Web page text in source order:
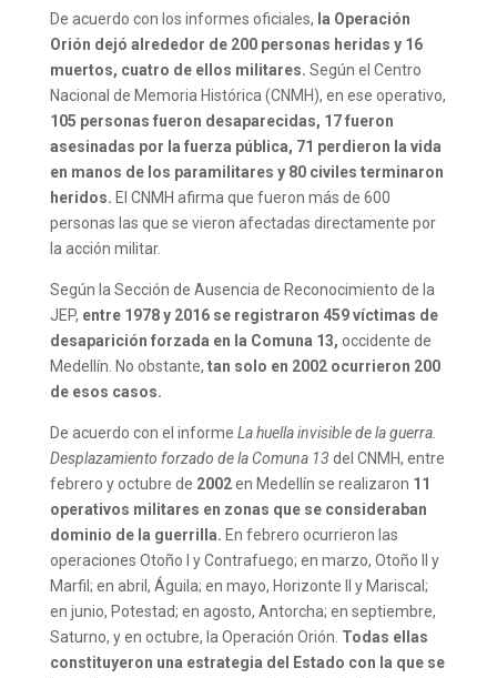
De acuerdo con los informes oficiales, la Operación
Orión dejó alrededor de 200 personas heridas y 16
muertos, cuatro de ellos militares. Según el Centro
Nacional de Memoria Histórica (CNMH), en ese operativo,
105 personas fueron desaparecidas, 17 fueron
asesinadas por la fuerza pública, 71 perdieron la vida
en manos de los paramilitares y 80 civiles terminaron
heridos. El CNMH afirma que fueron más de 600
personas las que se vieron afectadas directamente por
la acción militar.
Según la Sección de Ausencia de Reconocimiento de la
JEP, entre 1978 y 2016 se registraron 459 víctimas de
desaparición forzada en la Comuna 13, occidente de
Medellín. No obstante, tan solo en 2002 ocurrieron 200
de esos casos.
De acuerdo con el informe La huella invisible de la guerra.
Desplazamiento forzado de la Comuna 13 del CNMH, entre
febrero y octubre de 2002en Medellín se realizaron 11
operativos militares en zonas que se consideraban
dominio de la guerrilla. En febrero ocurrieron las
operaciones Otoño I y Contrafuego; en marzo, Otoño II y
Marfil; en abril, Águila; en mayo, Horizonte II y Mariscal;
en junio, Potestad; en agosto, Antorcha; en septiembre,
Saturno, y en octubre, la Operación Orión. Todas ellas
constituyeron una estrategia del Estado con la que se